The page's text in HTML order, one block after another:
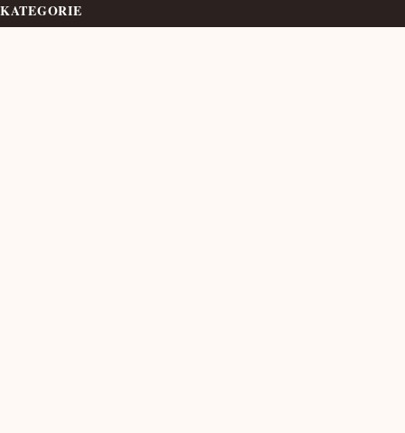
KATEGORIE